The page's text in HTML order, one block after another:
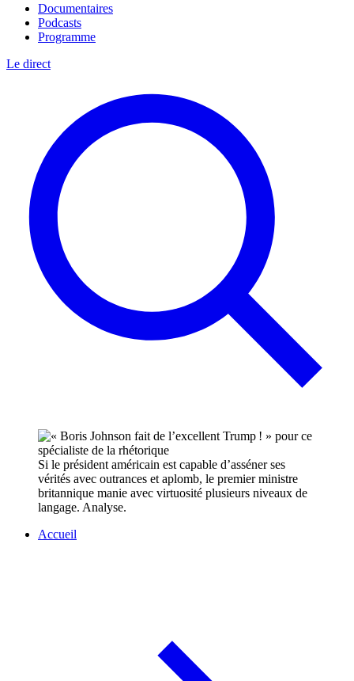
Documentaires
Podcasts
Programme
Le direct
Si le président américain est capable d’asséner ses
vérités avec outrances et aplomb, le premier ministre
britannique manie avec virtuosité plusieurs niveaux de
langage. Analyse.
Accueil